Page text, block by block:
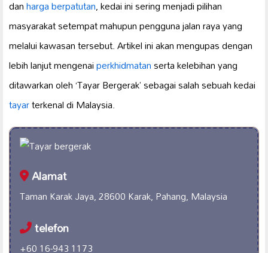
danharga berpatutan, kedai ini sering menjadi pilihan
masyarakat setempat mahupun pengguna jalan raya yang
melalui kawasan tersebut. Artikel ini akan mengupas dengan
lebih lanjut mengenaiperkhidmatanserta kelebihan yang
ditawarkan oleh ‘Tayar Bergerak’ sebagai salah sebuah kedai
tayarterkenal di Malaysia.
Alamat
Taman Karak Jaya, 28600 Karak, Pahang, Malaysia
telefon
+60 16-943 1173